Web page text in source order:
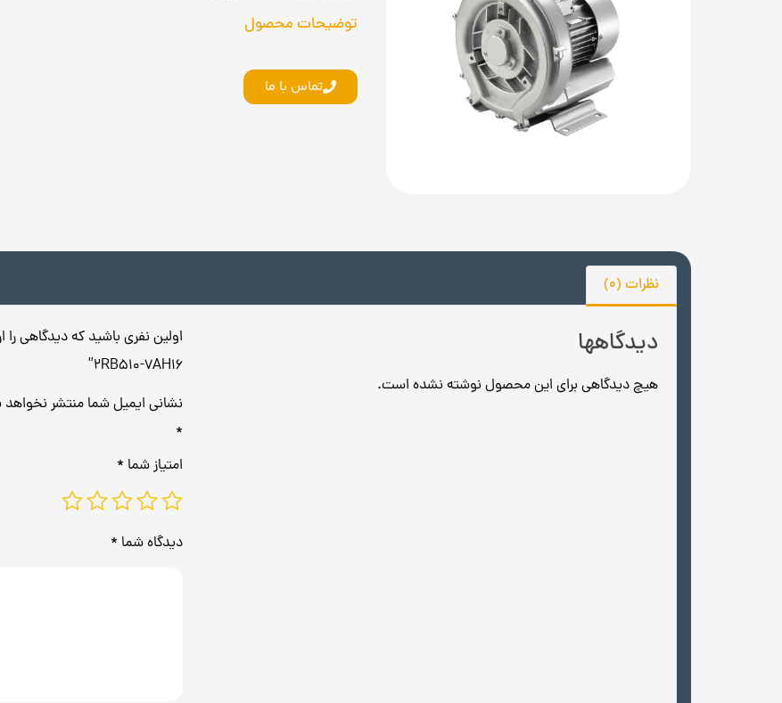
توضیحات محصول
تماس با ما
نظرات (0)
دیدگاهها
هیچ دیدگاهی برای این محصول نوشته نشده است.
اولین نفری باشید که دیدگاهی را
2RB510-7AH16”
نشانی ایمیل شما منتشر
*
امتیاز شما *
دیدگاه شما *